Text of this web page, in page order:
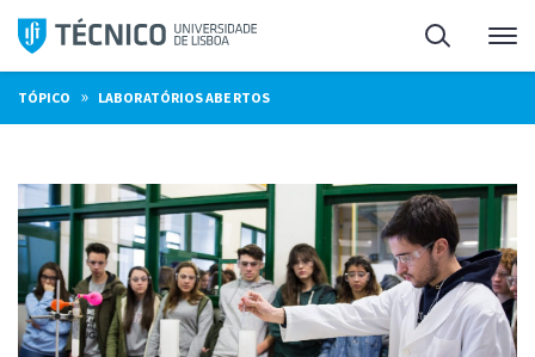
Saltar
para
o
conteúdo
Pesquisa
TÓPICO » LABORATÓRIOS ABERTOS